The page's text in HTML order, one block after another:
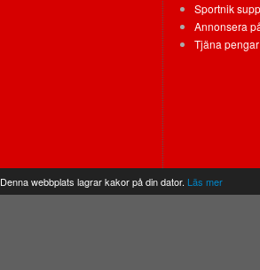
Sportnik
Annonsera
Tjäna pengar
Denna webbplats lagrar kakor på din dator. Läs mer